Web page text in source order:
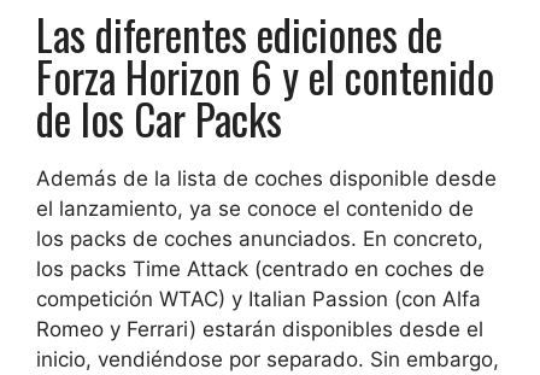
Las diferentes ediciones de
Forza Horizon 6 y el contenido
de los Car Packs
Además de la lista de coches disponible desde
el lanzamiento, ya se conoce el contenido de
los packs de coches anunciados. En concreto,
los packs Time Attack (centrado en coches de
competición WTAC) y Italian Passion (con Alfa
Romeo y Ferrari) estarán disponibles desde el
inicio, vendiéndose por separado. Sin embargo,